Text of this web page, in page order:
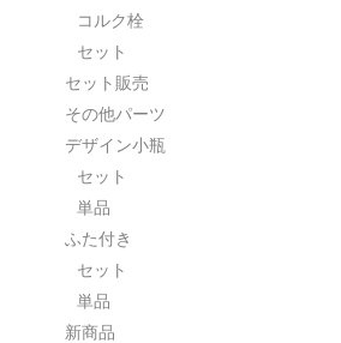
コルク栓
セット
セット販売
その他パーツ
デザイン小瓶
セット
単品
ふた付き
セット
単品
新商品